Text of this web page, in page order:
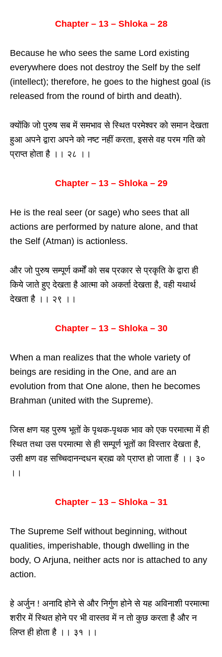
Chapter – 13 – Shloka – 28
Because he who sees the same Lord existing
everywhere does not destroy the Self by the self
(intellect); therefore, he goes to the highest goal (is
released from the round of birth and death).
क्योंकि जो पुरुष सब में समभाव से स्थित परमेश्वर को समान देखता
हुआ अपने द्वारा अपने को नष्ट नहीं करता, इससे वह परम गति को
प्राप्त होता है ।। २८ ।।
Chapter – 13 – Shloka – 29
He is the real seer (or sage) who sees that all
actions are performed by nature alone, and that
the Self (Atman) is actionless.
और जो पुरुष सम्पूर्ण कर्मों को सब प्रकार से प्रकृति के द्वारा ही
किये जाते हुए देखता है आत्मा को अकर्ता देखता है, वही यथार्थ
देखता है ।। २९ ।।
Chapter – 13 – Shloka – 30
When a man realizes that the whole variety of
beings are residing in the One, and are an
evolution from that One alone, then he becomes
Brahman (united with the Supreme).
जिस क्षण यह पुरुष भूतों के पृथक-पृथक भाव को एक परमात्मा में ही
स्थित तथा उस परमात्मा से ही सम्पूर्ण भूतों का विस्तार देखता है,
उसी क्षण वह सच्चिदानन्दधन ब्रह्म को प्राप्त हो जाता हैं ।। ३०
।।
Chapter – 13 – Shloka – 31
The Supreme Self without beginning, without
qualities, imperishable, though dwelling in the
body, O Arjuna, neither acts nor is attached to any
action.
हे अर्जुन ! अनादि होने से और निर्गुण होने से यह अविनाशी परमात्मा
शरीर में स्थित होने पर भी वास्तव में न तो कुछ करता है और न
लिप्त ही होता है ।। ३१ ।।